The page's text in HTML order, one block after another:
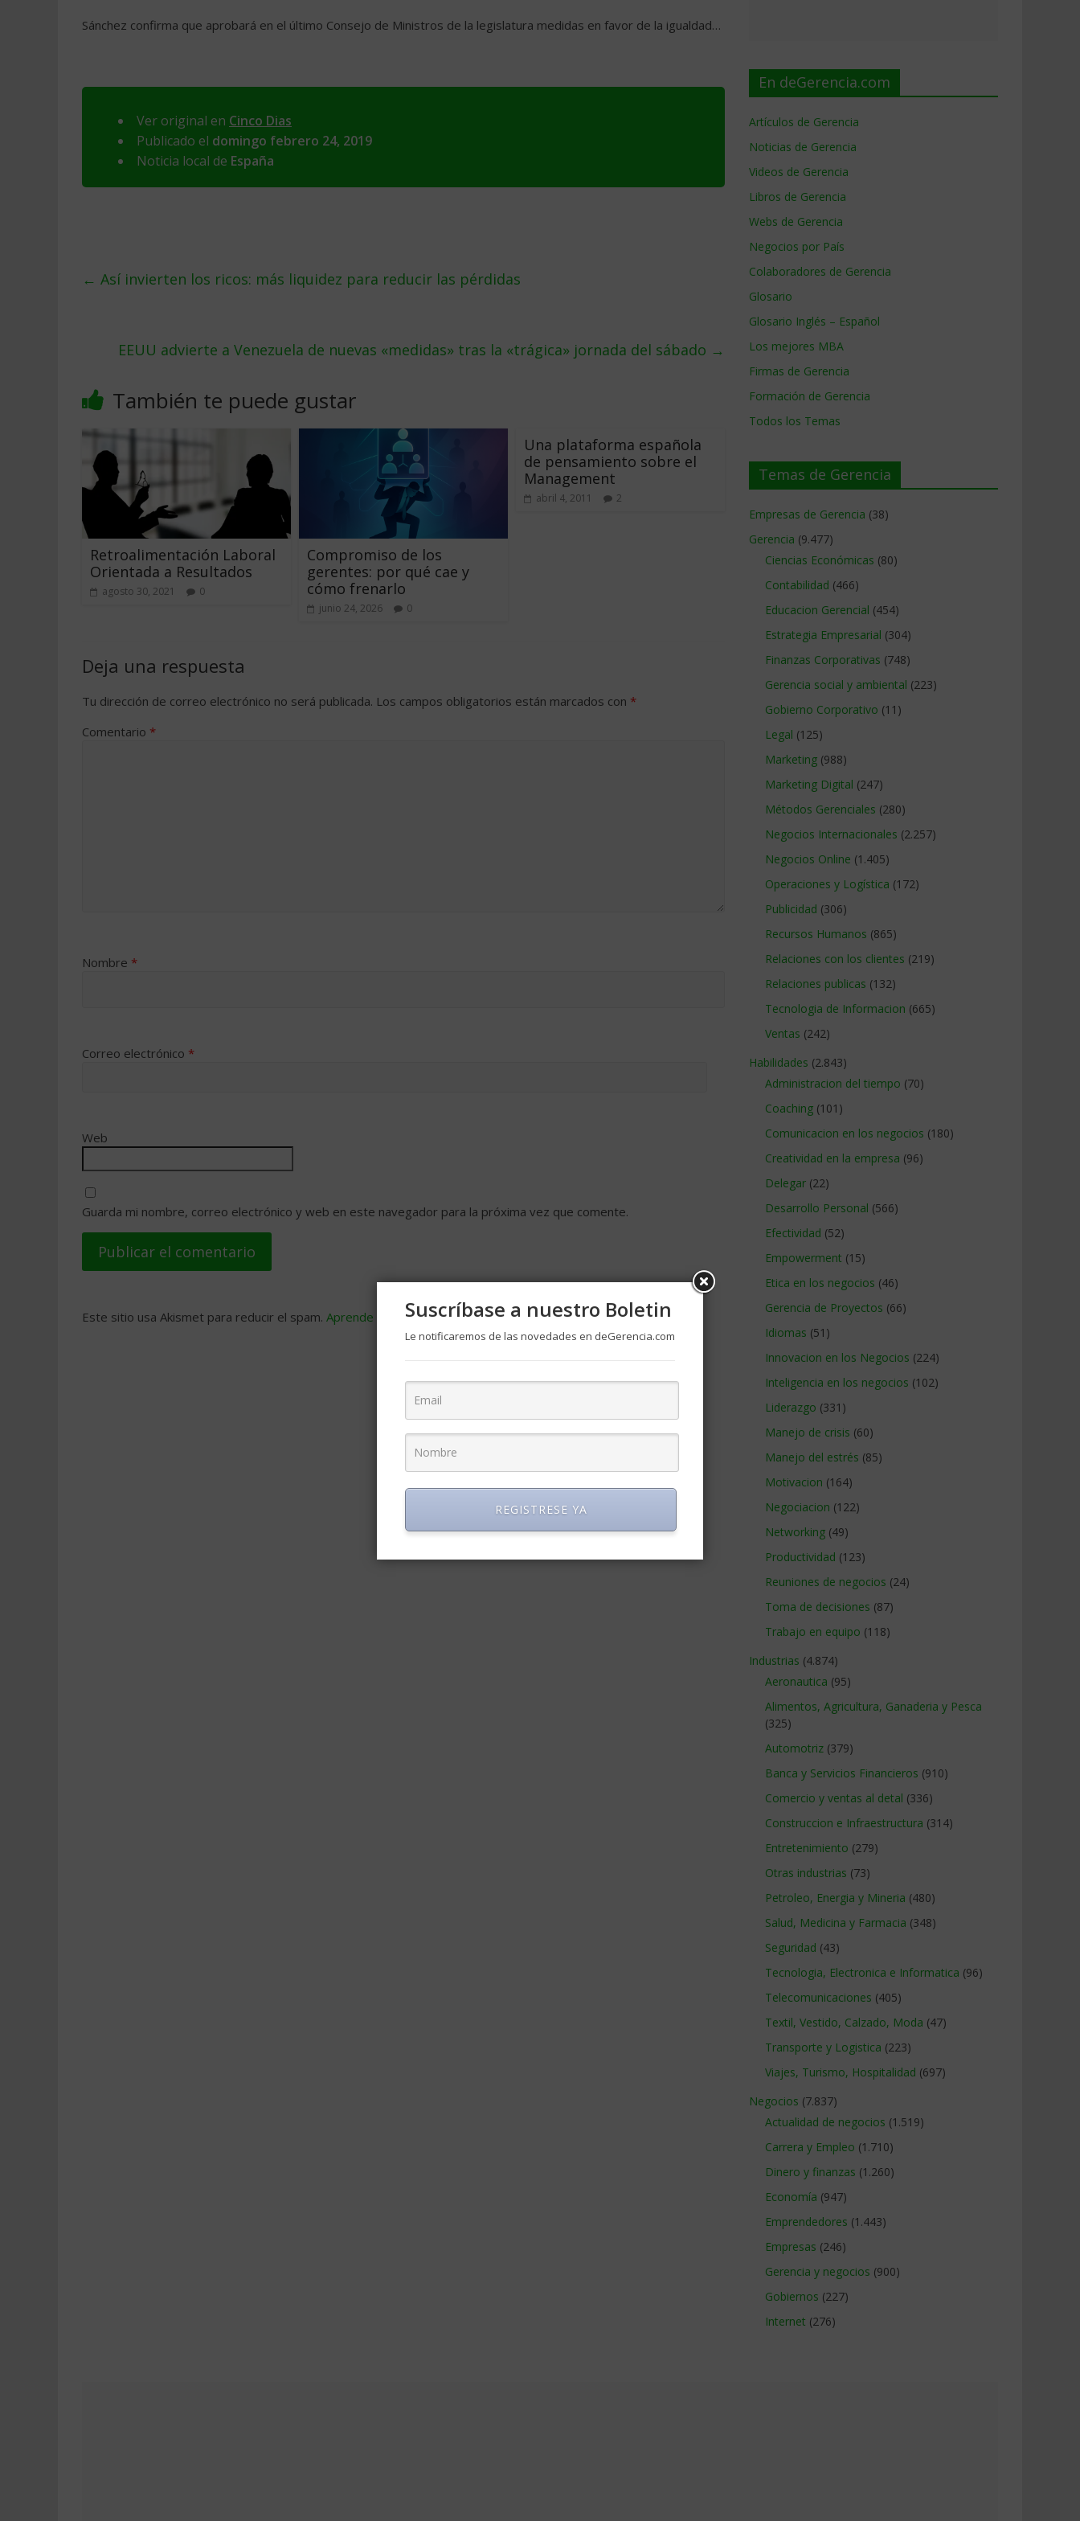
Sánchez confirma que aprobará en el último Consejo de Ministros de la legislatura medidas en favor de la igualdad…
Ver original en Cinco Dias
Publicado el domingo febrero 24, 2019
Noticia local de España
← Así invierten los ricos: más liquidez para reducir las pérdidas
EEUU advierte a Venezuela de nuevas «medidas» tras la «trágica» jornada del sábado →
También te puede gustar
Retroalimentación Laboral
Orientada a Resultados
agosto 30, 2021 0
Compromiso de los
gerentes: por qué cae y
cómo frenarlo
junio 24, 2026 0
Una plataforma española
de pensamiento sobre el
Management
abril 4, 2011 2
Deja una respuesta
Tu dirección de correo electrónico no será publicada. Los campos obligatorios están marcados con *
Comentario *
Nombre *
Correo electrónico *
Web
Guarda mi nombre, correo electrónico y web en este navegador para la próxima vez que comente.
Este sitio usa Akismet para reducir el spam. Aprende cómo se procesan los datos de tus comentarios
En deGerencia.com
Artículos de Gerencia
Noticias de Gerencia
Videos de Gerencia
Libros de Gerencia
Webs de Gerencia
Negocios por País
Colaboradores de Gerencia
Glosario
Glosario Inglés – Español
Los mejores MBA
Firmas de Gerencia
Formación de Gerencia
Todos los Temas
Temas de Gerencia
Empresas de Gerencia (38)
Gerencia (9.477)
Ciencias Económicas (80)
Contabilidad (466)
Educacion Gerencial (454)
Estrategia Empresarial (304)
Finanzas Corporativas (748)
Gerencia social y ambiental (223)
Gobierno Corporativo (11)
Legal (125)
Marketing (988)
Marketing Digital (247)
Métodos Gerenciales (280)
Negocios Internacionales (2.257)
Negocios Online (1.405)
Operaciones y Logística (172)
Publicidad (306)
Recursos Humanos (865)
Relaciones con los clientes (219)
Relaciones publicas (132)
Tecnologia de Informacion (665)
Ventas (242)
Habilidades (2.843)
Administracion del tiempo (70)
Coaching (101)
Comunicacion en los negocios (180)
Creatividad en la empresa (96)
Delegar (22)
Desarrollo Personal (566)
Efectividad (52)
Empowerment (15)
Etica en los negocios (46)
Gerencia de Proyectos (66)
Idiomas (51)
Innovacion en los Negocios (224)
Inteligencia en los negocios (102)
Liderazgo (331)
Manejo de crisis (60)
Manejo del estrés (85)
Motivacion (164)
Negociacion (122)
Networking (49)
Productividad (123)
Reuniones de negocios (24)
Toma de decisiones (87)
Trabajo en equipo (118)
Industrias (4.874)
Aeronautica (95)
Alimentos, Agricultura, Ganaderia y Pesca
(325)
Automotriz (379)
Banca y Servicios Financieros (910)
Comercio y ventas al detal (336)
Construccion e Infraestructura (314)
Entretenimiento (279)
Otras industrias (73)
Petroleo, Energia y Mineria (480)
Salud, Medicina y Farmacia (348)
Seguridad (43)
Tecnologia, Electronica e Informatica (96)
Telecomunicaciones (405)
Textil, Vestido, Calzado, Moda (47)
Transporte y Logistica (223)
Viajes, Turismo, Hospitalidad (697)
Negocios (7.837)
Actualidad de negocios (1.519)
Carrera y Empleo (1.710)
Dinero y finanzas (1.260)
Economía (947)
Emprendedores (1.443)
Empresas (246)
Gerencia y negocios (900)
Gobiernos (227)
Internet (276)
Suscríbase a nuestro Boletin
Le notificaremos de las novedades en deGerencia.com
REGISTRESE YA